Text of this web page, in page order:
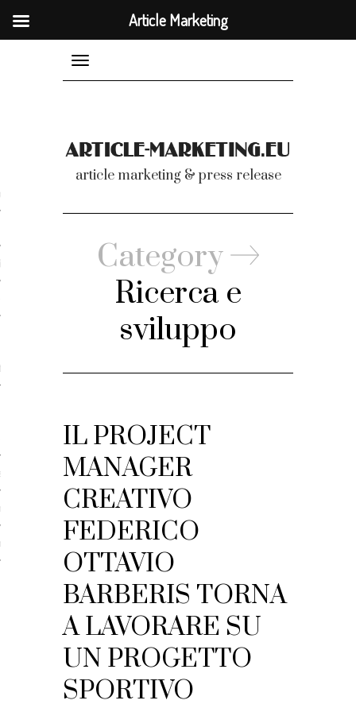
è l’article marketing?
e stile di scrittura
per i publishers
Toggle
navigation
article marketing & press release
Category
Ricerca e
sviluppo
IL PROJECT
MANAGER
CREATIVO
FEDERICO
OTTAVIO
BARBERIS TORNA
A LAVORARE SU
UN PROGETTO
SPORTIVO
Article Marketing
Article Marketing